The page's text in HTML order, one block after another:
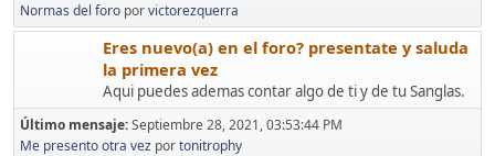
Normas del foro porvictorezquerra
Eres nuevo(a) en el foro? presentate y saluda
la primera vez
Aqui puedes ademas contar algo de ti y de tu Sanglas.
Último mensaje:Septiembre 28, 2021, 03:53:44 PM
Me presento otra vez portonitrophy